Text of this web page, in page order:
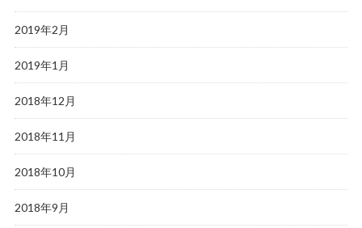
2019年2月
2019年1月
2018年12月
2018年11月
2018年10月
2018年9月